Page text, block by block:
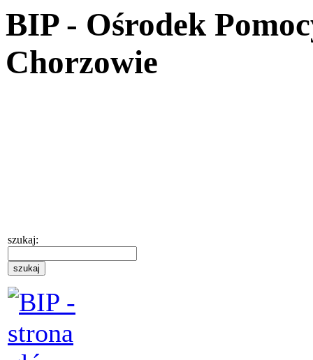
BIP - Ośrodek
Chorzowie
szukaj: